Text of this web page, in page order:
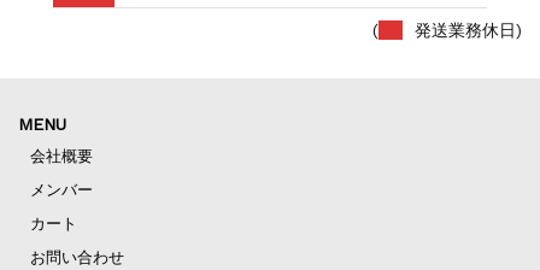
( 発送業務休日)
MENU
会社概要
メンバー
カート
お問い合わせ